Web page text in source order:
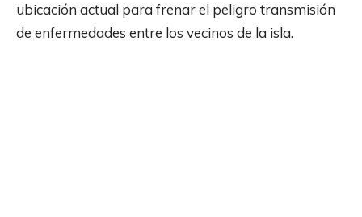
ubicación actual para frenar el peligro transmisión
de enfermedades entre los vecinos de la isla.